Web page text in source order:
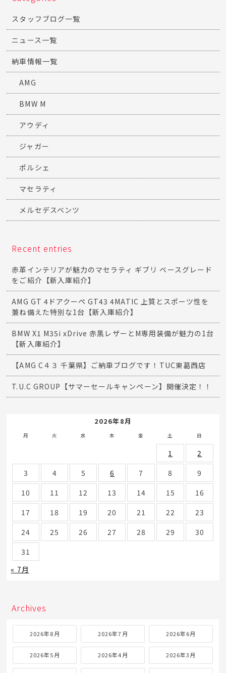
スタッフブログ一覧
ニュース一覧
納車情報一覧
AMG
BMW M
アウディ
ジャガー
ポルシェ
マセラティ
メルセデスベンツ
Recent entries
赤革インテリアが魅力のマセラティ ギブリ ベースグレード
をご紹介【新入庫紹介】
AMG GT 4ドアクーペ GT43 4MATIC 上質とスポーツ性を
兼ね備えた特別な1台【新入庫紹介】
BMW X1 M35i xDrive 赤黒レザーとM専用装備が魅力の1台
【新入庫紹介】
【AMG C４３ 千葉県】ご納車ブログです！TUC東葛西店
T.U.C GROUP【サマーセールキャンペーン】開催決定！！
2026年8月
月 火 水 木 金 土 日
1
2
3
4 5 6 7 8
9
10
11 12 13 14 15
16
17
18 19 20 21 22
23
24
25 26 27 28 29
30
31
« 7月
Archives
2026年8月 2026年7月 2026年6月
2026年5月 2026年4月 2026年3月